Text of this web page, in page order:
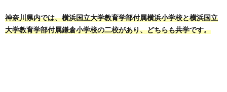
神奈川県内では、横浜国立大学教育学部付属横浜小学校と横浜国立
大学教育学部付属鎌倉小学校の二校があり、どちらも共学です。